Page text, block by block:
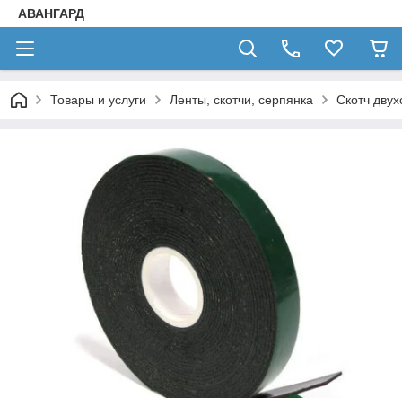
АВАНГАРД
Товары и услуги Ленты, скотчи, серпянка Скотч